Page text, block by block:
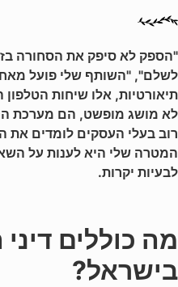
"הספק לא סיפק את הסחורה
לשלם", "השותף שלי פועל
תיאורטיות, אלו שיחות
לא מושג מופשט, הם מערכת
רוב בעלי העסקים לומדים את
המטרה שלי היא לענות על
לבעיות יקרות.
מה כוללים
בישראל?